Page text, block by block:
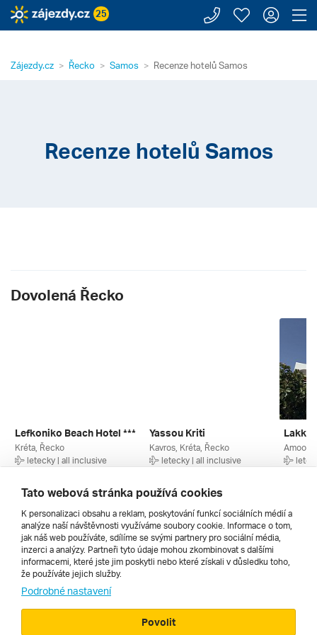
25 Zavolejte
Moje
Zájezdy.cz Řecko Samos Recenze hotelů Samos
Recenze hotelů Samos
Dovolená Řecko
Lefkoniko Beach Hotel ***
Kréta, Řecko
letecky | all inclusive
17 269 Kč
Yassou Kriti
Kavros, Kréta, Řecko
letecky | all inclusive
21 829 Kč
Lakki
Všechny
Cestopisy
Tato webová stránka používá cookies
K personalizaci obsahu a reklam, poskytování funkcí sociálních médií a
analýze naší návštěvnosti využíváme soubory cookie. Informace o tom,
jak náš web používáte, sdílíme se svými partnery pro sociální média,
inzerci a analýzy. Partneři tyto údaje mohou zkombinovat s dalšími
informacemi, které jste jim poskytli nebo které získali v důsledku toho,
že používáte jejich služby.
Podrobné nastavení
Povolit